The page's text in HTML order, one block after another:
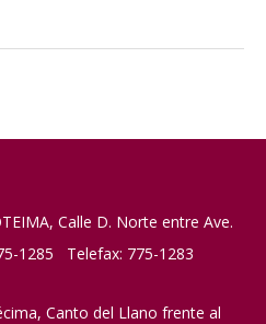
Calle D. Norte entre Ave.
1285 Telefax: 775-1283
Canto del Llano frente al